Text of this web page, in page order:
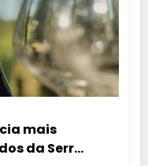
mais
da Serra